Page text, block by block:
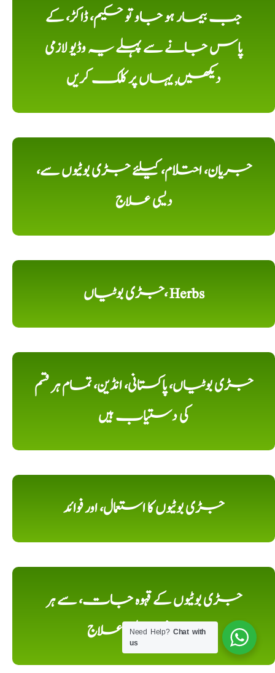
جب بیمار ہو جاو تو حکیم، ڈاکڑ، کے
پاس جانے سے پہلے یہ وڈیو لازمی
دیکھیں, یہاں پر کلک کریں
جریان، احتلام، کیلئے جڑی بوٹیوں سے،
دیسی علاج
جڑی بوٹیاں، Herbs
جڑی بوٹیاں، پاکستانی، انڈین، تمام ہر قسم
کی دستیاب ہیں
جڑی بوٹیوں کا استعمال، اور فوائد
جڑی بوٹیوں کے قہوہ جات، سے ہر
مرض کا, دیسی علاج
Need Help?Chat with
us